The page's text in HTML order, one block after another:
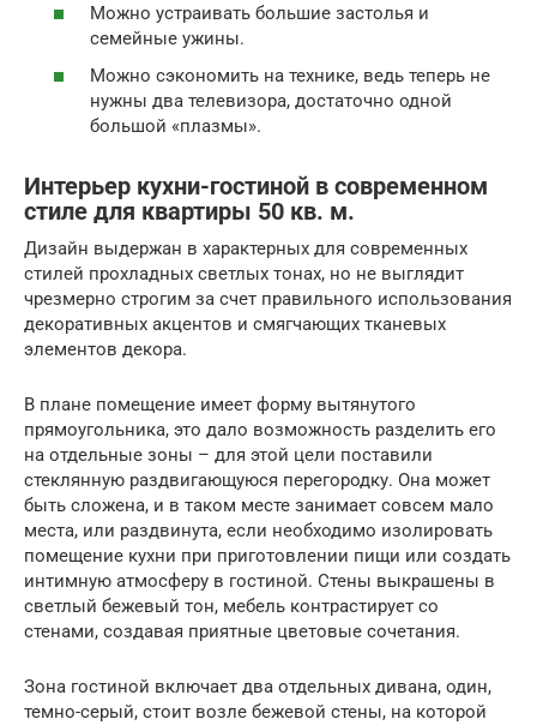
Можно устраивать большие застолья и
семейные ужины.
Можно сэкономить на технике, ведь теперь не
нужны два телевизора, достаточно одной
большой «плазмы».
Интерьер кухни-гостиной в современном
стиле для квартиры 50 кв. м.
Дизайн выдержан в характерных для современных
стилей прохладных светлых тонах, но не выглядит
чрезмерно строгим за счет правильного использования
декоративных акцентов и смягчающих тканевых
элементов декора.
В плане помещение имеет форму вытянутого
прямоугольника, это дало возможность разделить его
на отдельные зоны – для этой цели поставили
стеклянную раздвигающуюся перегородку. Она может
быть сложена, и в таком месте занимает совсем мало
места, или раздвинута, если необходимо изолировать
помещение кухни при приготовлении пищи или создать
интимную атмосферу в гостиной. Стены выкрашены в
светлый бежевый тон, мебель контрастирует со
стенами, создавая приятные цветовые сочетания.
Зона гостиной включает два отдельных дивана, один,
темно-серый, стоит возле бежевой стены, на которой